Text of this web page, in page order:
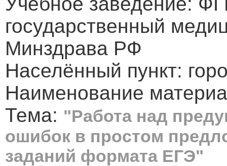
государственный
Минздрава РФ
Населённый пункт:
Наименование
Тема: "Работа над
ошибок в простом
заданий формата ЕГЭ"